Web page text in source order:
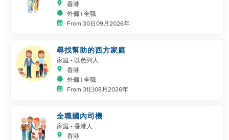
香港
外傭 | 全職
From 30日09月2026年
尋找幫助的西方家庭
家庭 - 以色列人
香港
外傭 | 全職
From 31日08月2026年
全職國內司機
家庭 - 香港人
香港